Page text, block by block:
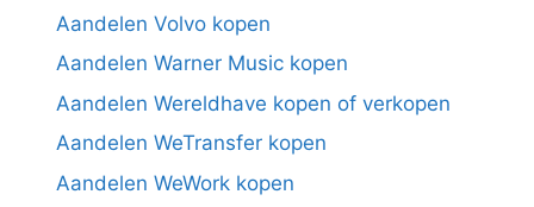
Aandelen Volvo kopen
Aandelen Warner Music kopen
Aandelen Wereldhave kopen of verkopen
Aandelen WeTransfer kopen
Aandelen WeWork kopen